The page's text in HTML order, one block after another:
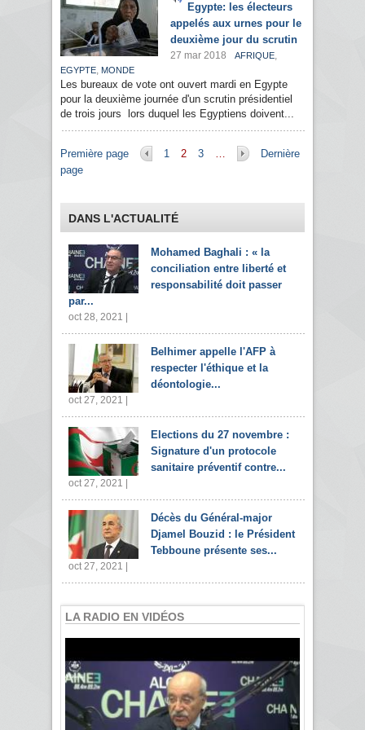
Egypte: les électeurs
appelés aux urnes pour le
deuxième jour du scrutin
27 mar 2018 AFRIQUE,
EGYPTE, MONDE
Les bureaux de vote ont ouvert mardi en Egypte
pour la deuxième journée d'un scrutin présidentiel
de trois jours lors duquel les Egyptiens doivent...
Pages
Première page 1 2 3 …
Dernière
page
DANS L'ACTUALITÉ
Mohamed Baghali : « la
conciliation entre liberté et
responsabilité doit passer
par...
oct 28, 2021 |
Belhimer appelle l'AFP à
respecter l'éthique et la
déontologie...
oct 27, 2021 |
Elections du 27 novembre :
Signature d'un protocole
sanitaire préventif contre...
oct 27, 2021 |
Décès du Général-major
Djamel Bouzid : le Président
Tebboune présente ses...
oct 27, 2021 |
LA RADIO EN VIDÉOS